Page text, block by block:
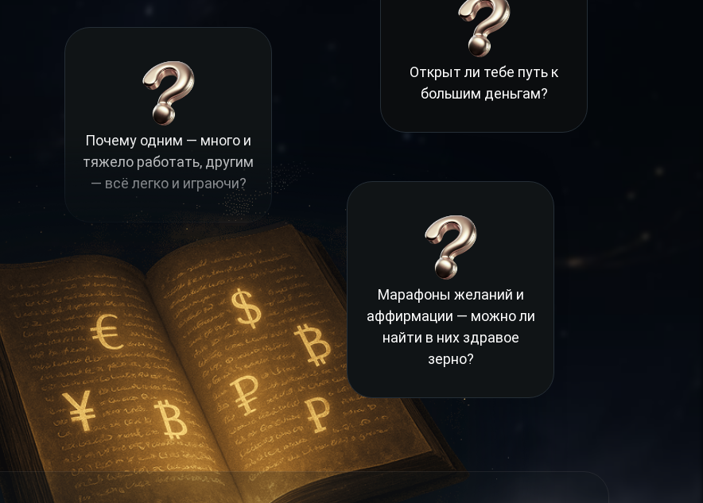
Открыт ли тебе путь к
большим деньгам?
Почему одним — много и
тяжело работать, другим
— всё легко и играючи?
Марафоны желаний и
аффирмации — можно ли
найти в них здравое
зерно?